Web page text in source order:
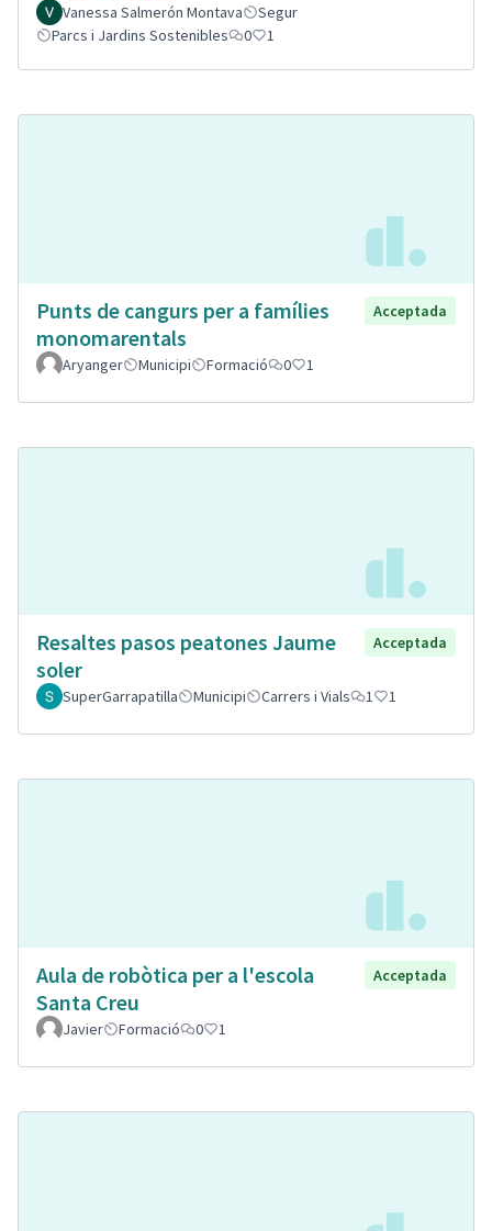
Vanessa Salmerón Montava
Segur
Parcs i Jardins Sostenibles
0 1
Punts de cangurs per a famílies
monomarentals
Acceptada
Aryanger Municipi Formació 0 1
Resaltes pasos peatones Jaume
soler
Acceptada
SuperGarrapatilla Municipi Carrers i Vials 1 1
Aula de robòtica per a l'escola
Santa Creu
Acceptada
Javier Formació 0 1